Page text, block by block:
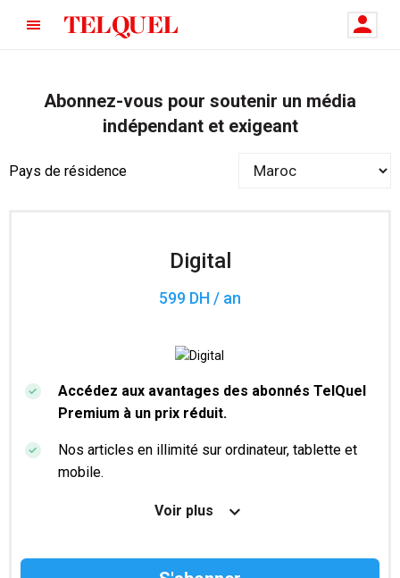
Abonnez-vous pour soutenir un média
indépendant et exigeant
Pays de résidence
Digital
599 DH / an
Accédez aux avantages des abonnés TelQuel
Premium à un prix réduit.
Nos articles en illimité sur ordinateur, tablette et
mobile.
Le magazine TelQuel en numérique avant la sortie
Des informations confidentielles résérvées aux
Voir plus